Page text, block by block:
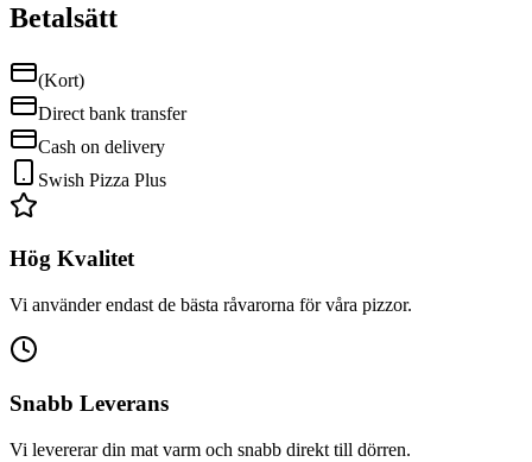
Betalsätt
(Kort)
Direct bank transfer
Cash on delivery
Swish Pizza Plus
Hög Kvalitet
Vi använder endast de bästa råvarorna för våra pizzor.
Snabb Leverans
Vi levererar din mat varm och snabb direkt till dörren.